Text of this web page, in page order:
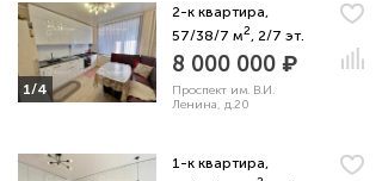
1/4
2-к квартира,
57/38/7 м2, 2/7 эт.
8 000 000 ₽
Проспект им. В.И.
Ленина, д.20
1-к квартира,